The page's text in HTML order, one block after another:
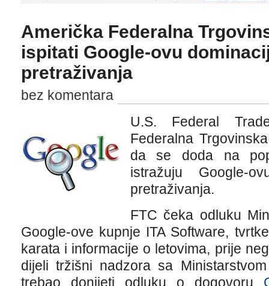
Američka Federalna
ispitati Google-ovu
pretraživanja
bez komentara
U.S. Federal
Federalna
da se doda na
istražuju Google-
pretraživanja.
FTC čeka odluku
Google-ove kupnje ITA Software,
karata i informacije o letovima, prije
dijeli tržišni nadzora sa
trebao donijeti odluku o dogovoru